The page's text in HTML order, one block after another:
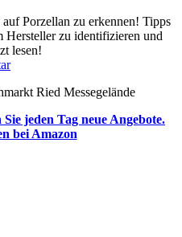
Porzellan zu erkennen! Tipps
Hersteller zu identifizieren und
lesen!
Ried Messegelände
jeden Tag neue Angebote.
bei Amazon